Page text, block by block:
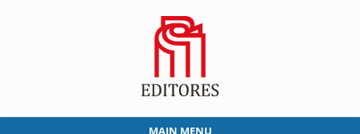
MAIN MENU